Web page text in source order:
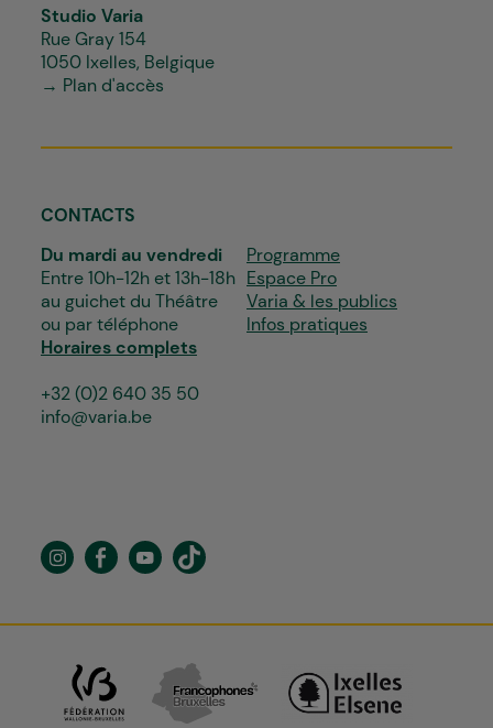
Studio Varia
Rue Gray 154
1050 Ixelles, Belgique
→ Plan d'accès
CONTACTS
Du mardi au vendredi
Entre 10h-12h et 13h-18h
au guichet du Théâtre
ou par téléphone
Horaires complets
+32 (0)2 640 35 50
info@varia.be
Programme
Espace Pro
Varia & les publics
Infos pratiques